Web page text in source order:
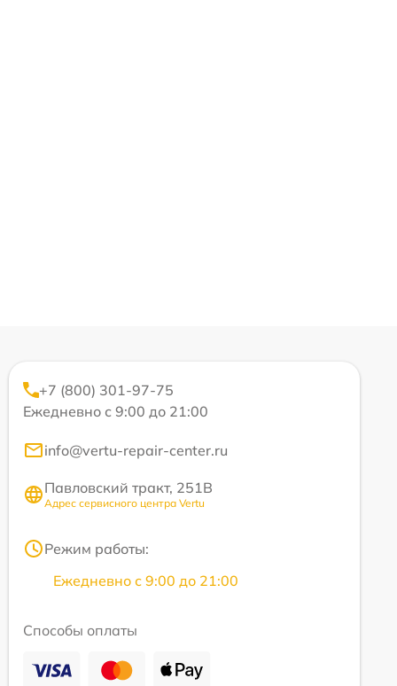
+7 (800) 301-97-75
Ежедневно с 9:00 до 21:00
info@vertu-repair-center.ru
Павловский тракт, 251В
Адрес сервисного центра Vertu
Режим работы:
Ежедневно с 9:00 до 21:00
Способы оплаты